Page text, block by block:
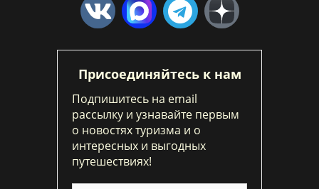
Присоединяйтесь к нам
Подпишитесь на email
рассылку и узнавайте первым
о новостях туризма и о
интересных и выгодных
путешествиях!